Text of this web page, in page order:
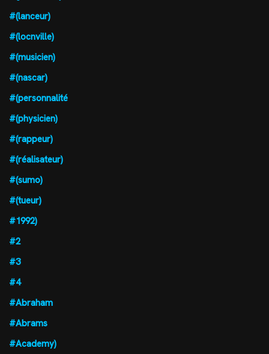
#(lanceur)
#(locnville)
#(musicien)
#(nascar)
#(personnalité
#(physicien)
#(rappeur)
#(réalisateur)
#(sumo)
#(tueur)
#1992)
#2
#3
#4
#Abraham
#Abrams
#Academy)